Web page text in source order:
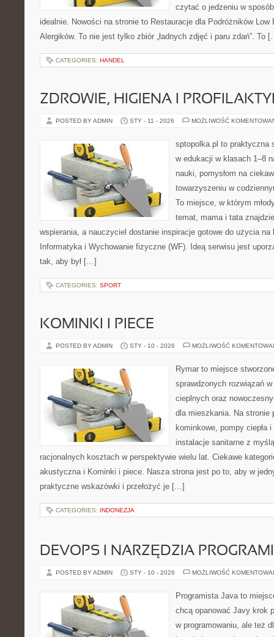
czytać o jedzeniu w
idealnie. Nowości na stronie to Restauracje dla Podróżników Low
Alergików. To nie jest tylko zbiór „ładnych zdjęć i paru zdań”. To
CATEGORIES: HANDEL
ZDROWIE, HIGIENA I
POSTED BY ADMIN STY - 11 - 2026 MOŻLIWOŚĆ
sptopolka.pl to praktyczna
w edukacji w klasach 1–8
nauki, pomysłom na
towarzyszeniu w
To miejsce, w którym
temat, mama i tata
wspierania, a nauczyciel dostanie inspiracje gotowe do użycia
Informatyka i Wychowanie fizyczne (WF). Ideą serwisu jest
tak, aby był […]
CATEGORIES: SPORT
KOMINKI I PIECE
POSTED BY ADMIN STY - 10 - 2026 MOŻLIWOŚĆ
Rymar to miejsce
sprawdzonych rozwiązań
cieplnych oraz
dla mieszkania. Na stronie
kominkowe, pompy ciepła
instalacje sanitarne z
racjonalnych kosztach w perspektywie wielu lat. Ciekawe
akustyczna i Kominki i piece. Nasza strona jest po to, aby w
praktyczne wskazówki i przełożyć je […]
CATEGORIES: INDONEZJA
DEVOPS I NARZĘDZIA
POSTED BY ADMIN STY - 10 - 2026 MOŻLIWOŚĆ
Programista Java to
chcą opanować Javy krok
w programowaniu, ale też